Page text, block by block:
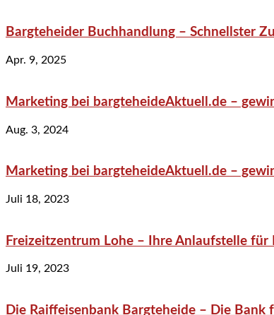
Bargteheider Buchhandlung – Schnellster
Apr. 9, 2025
Marketing bei bargteheideAktuell.de –
Aug. 3, 2024
Marketing bei bargteheideAktuell.de –
Juli 18, 2023
Freizeitzentrum Lohe – Ihre Anlaufstelle
Juli 19, 2023
Die Raiffeisenbank Bargteheide – Die Bank